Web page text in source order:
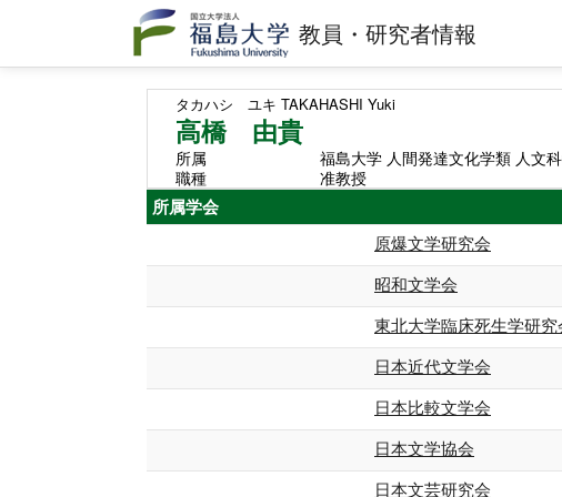
教員・研究者情報
タカハシ ユキ TAKAHASHI Yuki
高橋 由貴
所属
福島大学 人間発達文化学類 人文
職種
准教授
所属学会
原爆文学研究会
昭和文学会
東北大学臨床死生学研究
日本近代文学会
日本比較文学会
日本文学協会
日本文芸研究会